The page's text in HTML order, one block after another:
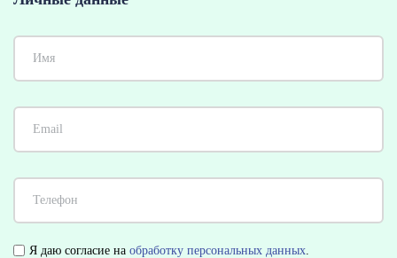
Я даю согласие на обработку персональных данных.